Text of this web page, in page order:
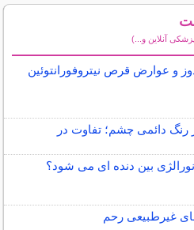
آنلاین و...)
و عوارض قرص نیتروفورانتوئین
رنگ دائمی چشم؛ تفاوت در
بین دنده ای می شود؟
غیرطبیعی رحم